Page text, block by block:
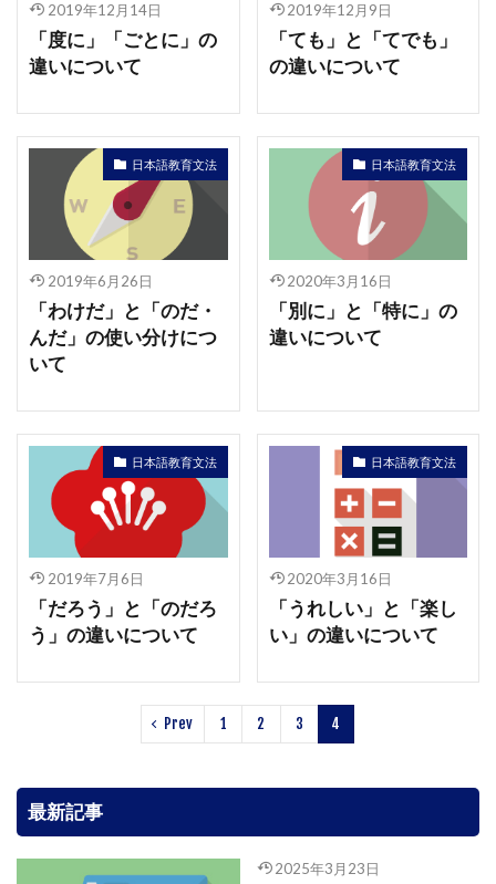
2019年12月14日
「度に」「ごとに」の
違いについて
2019年12月9日
「ても」と「てでも」
の違いについて
日本語教育文法
2019年6月26日
「わけだ」と「のだ・
んだ」の使い分けにつ
いて
日本語教育文法
2020年3月16日
「別に」と「特に」の
違いについて
日本語教育文法
2019年7月6日
「だろう」と「のだろ
う」の違いについて
日本語教育文法
2020年3月16日
「うれしい」と「楽し
い」の違いについて
Prev 1 2 3 4
最新記事
2025年3月23日